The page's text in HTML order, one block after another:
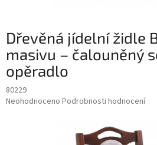
Dřevěná jídelní židle
masivu – čalouněný
opěradlo
80229
Průměrné
Neohodnoceno Podrobnosti hodnocení